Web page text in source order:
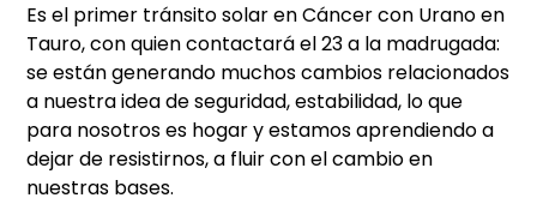
Es el primer tránsito solar en Cáncer con Urano en
Tauro, con quien contactará el 23 a la madrugada:
se están generando muchos cambios relacionados
a nuestra idea de seguridad, estabilidad, lo que
para nosotros es hogar y estamos aprendiendo a
dejar de resistirnos, a fluir con el cambio en
nuestras bases.